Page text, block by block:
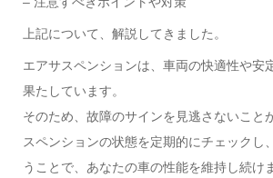
上記について、解説してきました。
エアサスペンションは、車両の快適性や安
果たしています。
そのため、故障のサインを見逃さないこと
スペンションの状態を定期的にチェックし
うことで、あなたの車の性能を維持し続け